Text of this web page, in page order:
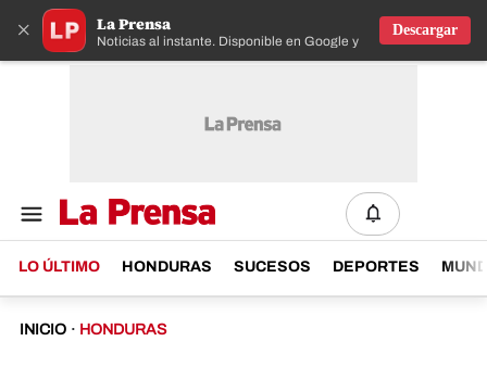
× La Prensa
Noticias al instante. Disponible en Google y IOS
Descargar
LO ÚLTIMO HONDURAS SUCESOS DEPORTES
INICIO · HONDURAS